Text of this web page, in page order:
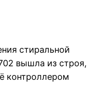
стиральной
вышла из строя,
контроллером